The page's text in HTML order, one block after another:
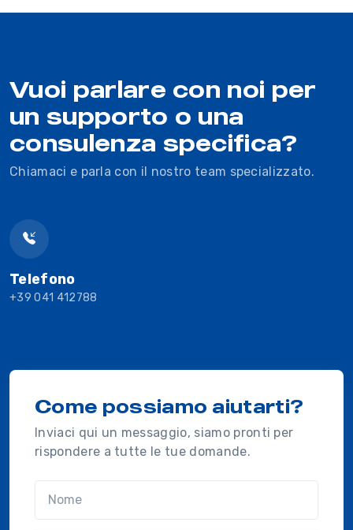
Vuoi parlare con noi per
un supporto o una
consulenza specifica?
Chiamaci e parla con il nostro team specializzato.
Telefono
+39 041 412788
Come possiamo aiutarti?
Inviaci qui un messaggio, siamo pronti per
rispondere a tutte le tue domande.